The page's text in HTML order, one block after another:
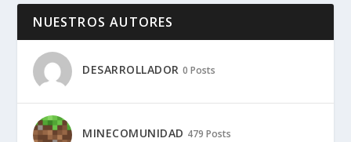
NUESTROS AUTORES
DESARROLLADOR 0 Posts
MINECOMUNIDAD 479 Posts